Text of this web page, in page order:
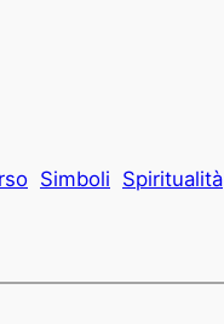
Simboli Spiritualità